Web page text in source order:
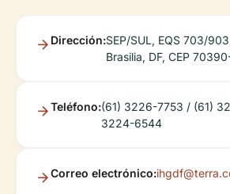
Dirección:SEP/SUL, EQS 703/
Brasilia, DF, CEP
Teléfono:(61) 3226-7753 / (61)
3224-6544
Correo electrónico: